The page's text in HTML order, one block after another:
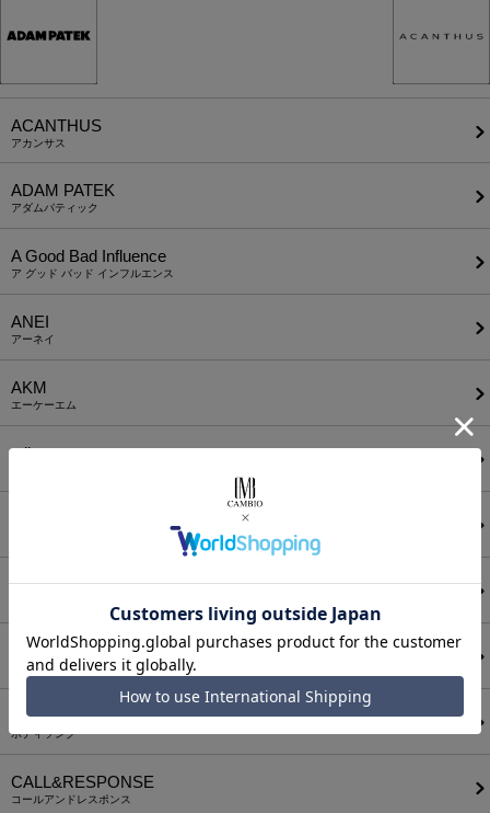
ACANTHUS
アカンサス
ADAM PATEK
アダムパティック
A Good Bad Influence
ア グッド バッド インフルエンス
ANEI
アーネイ
AKM
エーケーエム
a lit r
ATTACHMENT
AUI NITE
アウィナイト
BODYSONG.
ボディソング
CALL&RESPONSE
コールアンドレスポンス